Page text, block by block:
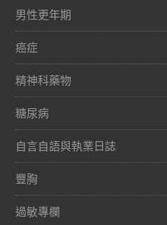
男性更年期
癌症
精神科藥物
糖尿病
自言自語與執業日誌
豐胸
過敏專欄